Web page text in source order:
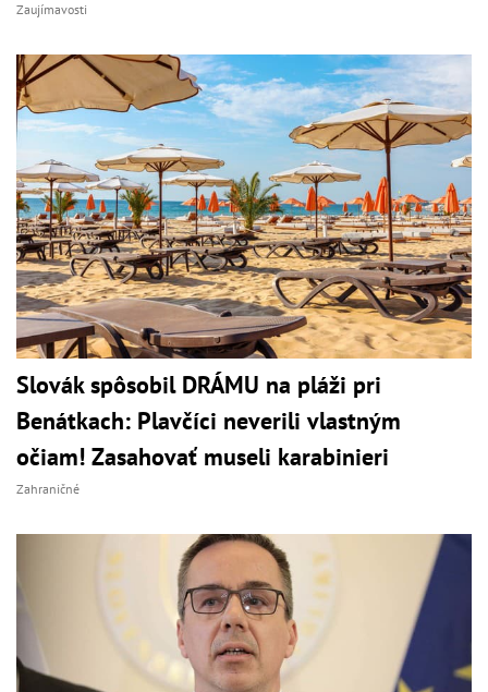
Zaujímavosti
Slovák spôsobil DRÁMU na pláži pri
Benátkach: Plavčíci neverili vlastným
očiam! Zasahovať museli karabinieri
Zahraničné